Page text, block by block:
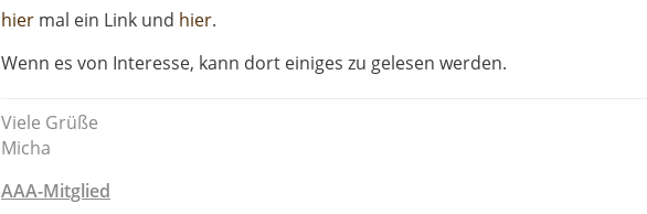
hier mal ein Link und hier.
Wenn es von Interesse, kann dort einiges zu gelesen werden.
Viele Grüße
Micha
AAA-Mitglied